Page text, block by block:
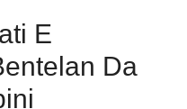
E
Da